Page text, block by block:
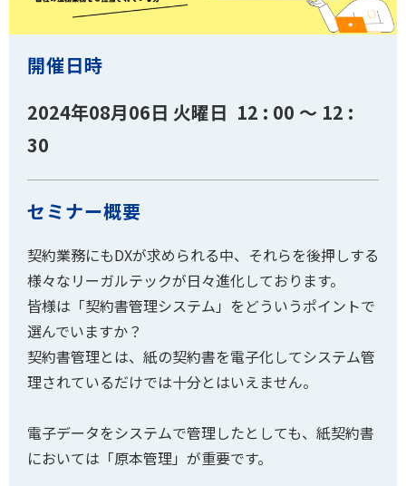
開催日時
2024年08月06日 火曜日 12 : 00 ～ 12 :
30
セミナー概要
契約業務にもDXが求められる中、それらを後押しする
様々なリーガルテックが日々進化しております。
皆様は「契約書管理システム」をどういうポイントで
選んでいますか？
契約書管理とは、紙の契約書を電子化してシステム管
理されているだけでは十分とはいえません。
電子データをシステムで管理したとしても、紙契約書
においては「原本管理」が重要です。